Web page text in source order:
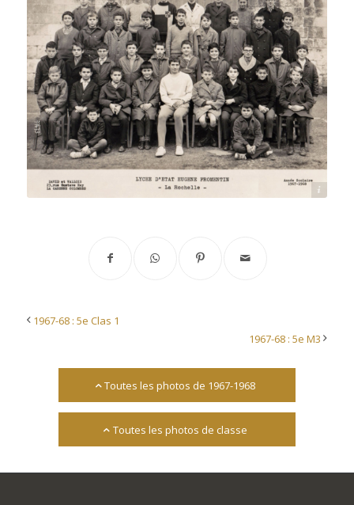
1967-68 : 5e Clas 1
1967-68 : 5e M3
Toutes les photos de 1967-1968
Toutes les photos de classe